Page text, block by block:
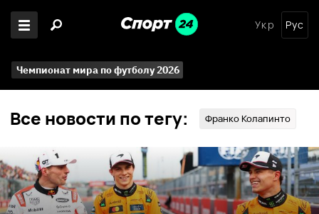
Укр Рус
Чемпионат мира по футболу 2026
Все новости по тегу: Франко Колапинто